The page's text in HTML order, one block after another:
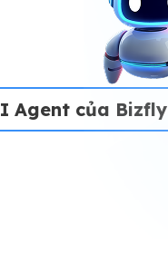
Agent của Bizfly